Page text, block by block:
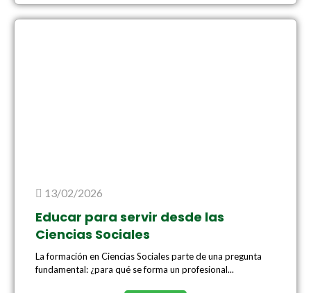
13/02/2026
Educar para servir desde las
Ciencias Sociales
La formación en Ciencias Sociales parte de una pregunta
fundamental: ¿para qué se forma un profesional...